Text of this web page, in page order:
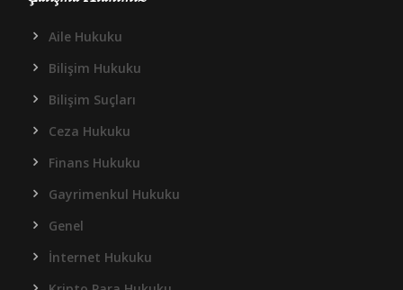
Aile Hukuku
Bilişim Hukuku
Bilişim Suçları
Ceza Hukuku
Finans Hukuku
Gayrimenkul Hukuku
Genel
İnternet Hukuku